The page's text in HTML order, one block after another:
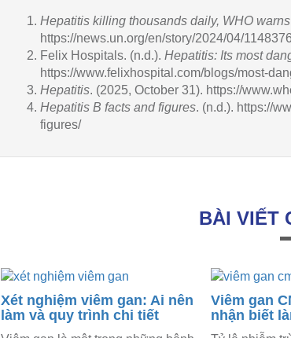
Hepatitis killing thousands daily, WHO
https://news.un.org/en/story/2024/04/1148376
Felix Hospitals. (n.d.). Hepatitis: Its most
https://www.felixhospital.com/blogs/most-
Hepatitis. (2025, October 31). https://
Hepatitis B facts and figures. (n.d.). https://
figures/
BÀI VIẾT
Xét nghiệm viêm gan: Ai nên
làm và quy trình chi tiết
Viêm gan
nhận biết